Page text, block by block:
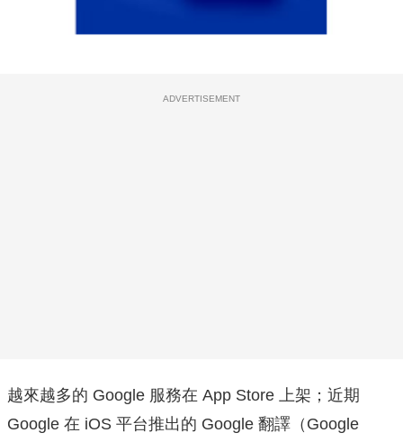
ADVERTISEMENT
越來越多的 Google 服務在 App Store 上架；近期
Google 在 iOS 平台推出的 Google 翻譯（Google